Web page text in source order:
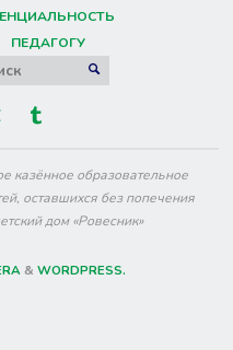
ПЕДАГОГУ
ПОИСК
казённое образовательное
оставшихся без попечения
дом «Ровесник»
& WORDPRESS.